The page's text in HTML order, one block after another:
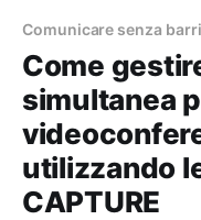
Comunicare senza
Come
simultanea
utilizzando
CAPTURE